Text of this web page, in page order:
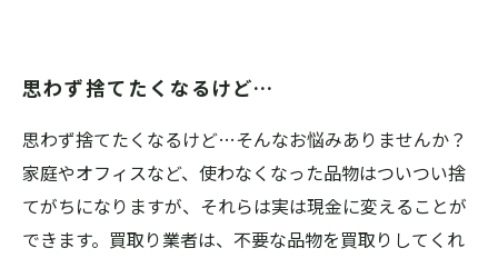
思わず捨てたくなるけど…
思わず捨てたくなるけど…そんなお悩みありませんか？
家庭やオフィスなど、使わなくなった品物はついつい捨
てがちになりますが、それらは実は現金に変えることが
できます。買取り業者は、不要な品物を買取りしてくれ